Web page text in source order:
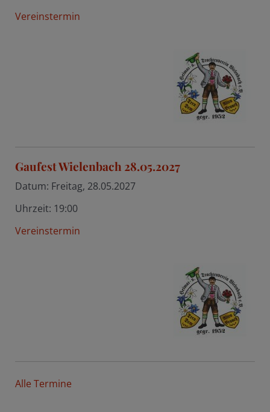
Vereinstermin
Gaufest Wielenbach 28.05.2027
Datum: Freitag, 28.05.2027
Uhrzeit: 19:00
Vereinstermin
Alle Termine